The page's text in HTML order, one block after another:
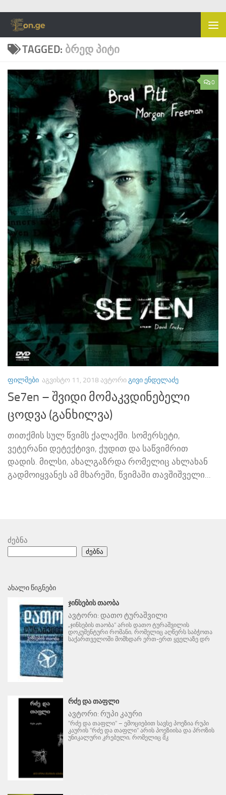
Skip to content
TAGGED: ᲑᲠᲔᲓ ᲞᲘᲢᲘ
0
ᲤᲘᲚᲛᲔᲑᲘ ᲐᲒᲕᲘᲡᲢᲝ 11, 2018 ᲐᲕᲢᲝᲠᲘᲒᲘᲕᲘ ᲔᲜᲓᲔᲚᲐᲫᲔ
Se7en – შვიდი მომაკვდინებელი
ცოდვა (განხილვა)
თითქმის სულ წვიმს ქალაქში. სომერსეტი,
ვეტერანი დეტექტივი, ქუდით და საწვიმრით
დადის. მილსი, ახალგაზრდა რომელიც ახლახან
გადმოიყვანეს ამ მხარეში, წვიმაში თავშიშველი...
ძებნა
ძებნა
ᲐᲮᲐᲚᲘ ᲬᲘᲒᲜᲔᲑᲘ
ᲯᲘᲜᲡᲔᲑᲘᲡ ᲗᲐᲝᲑᲐ
ავტორი: დათო ტურაშვილი
„ჯინსების თაობა“ არის დათო ტურაშვილის
დოკუმენტური რომანი, რომელიც აღწერს საბჭოთა
საქართველოში მომხდარ ერთ-ერთ ყველაზე დრ
ᲠᲫᲔ ᲓᲐ ᲗᲐᲤᲚᲘ
ავტორი: რუპი კაური
"რძე და თაფლი" – ემოციებით სავსე პოეზია რუპი
კაურის "რძე და თაფლი" არის პოეზიისა და პროზის
უნიკალური კრებული, რომელიც მკ